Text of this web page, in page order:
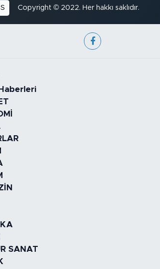
Copyright © 2022. Her hakkı saklıdır.
SANAT